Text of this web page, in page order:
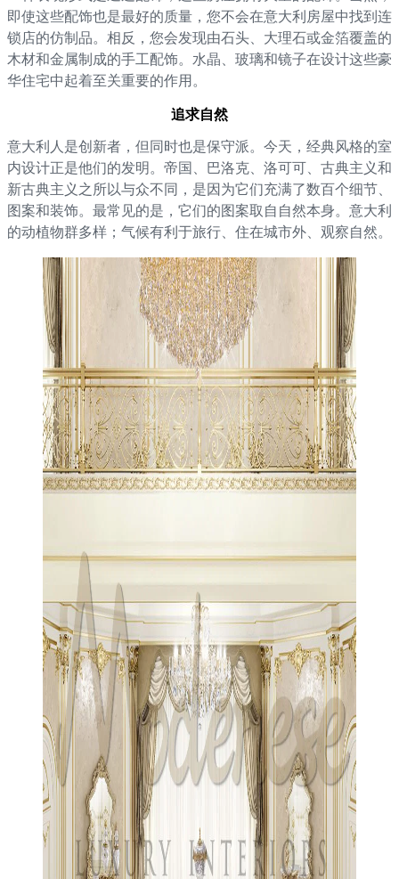
即使这些配饰也是最好的质量，您不会在意大利房屋中找到连
锁店的仿制品。相反，您会发现由石头、大理石或金箔覆盖的
木材和金属制成的手工配饰。水晶、玻璃和镜子在设计这些豪
华住宅中起着至关重要的作用。
追求自然
意大利人是创新者，但同时也是保守派。今天，经典风格的室
内设计正是他们的发明。帝国、巴洛克、洛可可、古典主义和
新古典主义之所以与众不同，是因为它们充满了数百个细节、
图案和装饰。最常见的是，它们的图案取自自然本身。意大利
的动植物群多样；气候有利于旅行、住在城市外、观察自然。